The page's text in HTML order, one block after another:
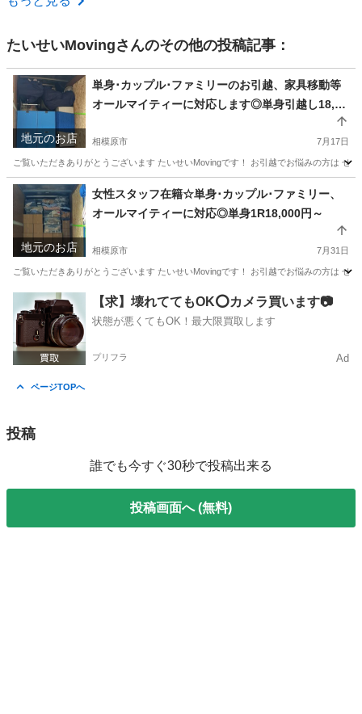
たいせいMovingさんのその他の投稿記事：
地元のお店
単身･カップル･ファミリーのお引越、家具移動等
オールマイティーに対応します◎単身引越し18,00
相模原市 7月17日
ご覧いただきありがとうございます たいせいMovingです！ お引越でお悩みの方は
神奈川 相模原市 引っ越し 東京 町田市
無料
地元のお店
女性スタッフ在籍☆単身･カップル･ファミリー、
オールマイティーに対応◎単身1R18,000円～
相模原市 7月31日
ご覧いただきありがとうございます たいせいMovingです！ お引越でお悩みの方は
神奈川 相模原市 引っ越し 東京 町田市 引っ越し
無料
【求】壊れててもOK⭕️カメラ買います📷
状態が悪くてもOK！最大限買取します
プリフラ Ad
ページTOPへ
投稿
誰でも今すぐ30秒で投稿出来る
投稿画面へ (無料)